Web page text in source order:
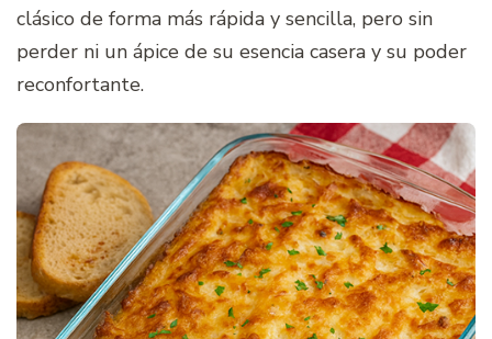
clásico de forma más rápida y sencilla, pero sin
perder ni un ápice de su esencia casera y su poder
reconfortante.